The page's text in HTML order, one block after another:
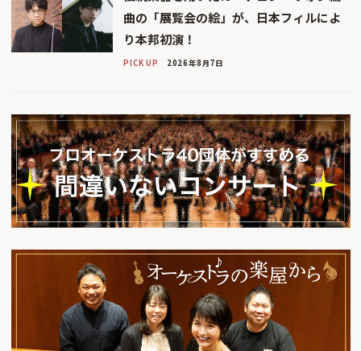
曲の「展覧会の絵」が、日本フィルによ
り本邦初演！
PICK UP 2026年8月7日